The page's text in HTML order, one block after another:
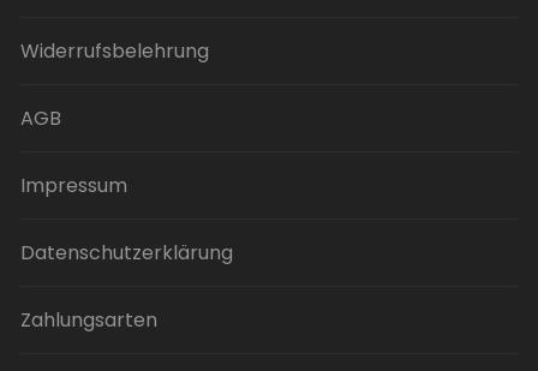
Widerrufsbelehrung
AGB
Impressum
Datenschutzerklärung
Zahlungsarten